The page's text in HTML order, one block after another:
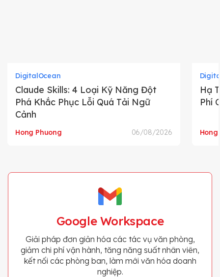
DigitalOcean
Claude Skills: 4 Loại Kỹ Năng Đột
Phá Khắc Phục Lỗi Quá Tải Ngữ
Cảnh
Hong Phuong 06/08/2026
Hạ
Phí
Google Workspace
Giải pháp đơn giản hóa các tác vụ văn phòng,
giảm chi phí vận hành, tăng năng suất nhân viên,
kết nối các phòng ban, làm mới văn hóa doanh
nghiệp.